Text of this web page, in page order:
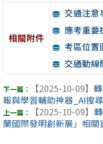
相關附件
交通注意
應考重要
考區位置
交通動線
【2025-10-09】
報與學習輔助神器_AI搜
【2025-10-09】
蘭國際發明創新展」相關